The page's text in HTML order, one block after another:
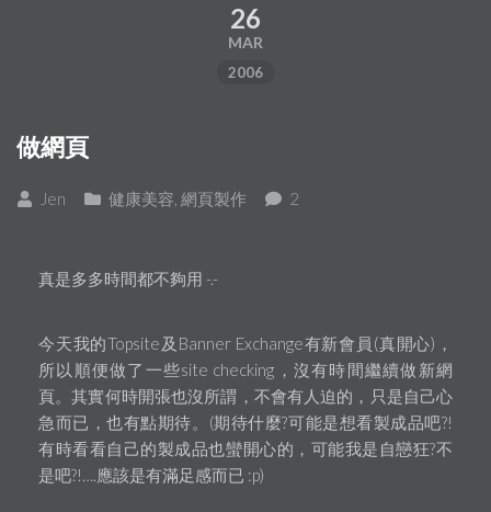
26
MAR
2006
做網頁
Jen 健康美容 網頁製作 2
真是多多時間都不夠用 -.-
今天我的Topsite及Banner Exchange有新會員(真開心)，
所以順便做了一些site checking，沒有時間繼續做新網
頁。其實何時開張也沒所謂，不會有人迫的，只是自己心
急而已，也有點期待。(期待什麼?可能是想看製成品吧?!
有時看看自己的製成品也蠻開心的，可能我是自戀狂?不
是吧?!….應該是有滿足感而已 :p)